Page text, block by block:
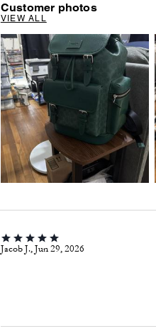
Customer photos
VIEW ALL
Jacob J., Jun 29, 2026